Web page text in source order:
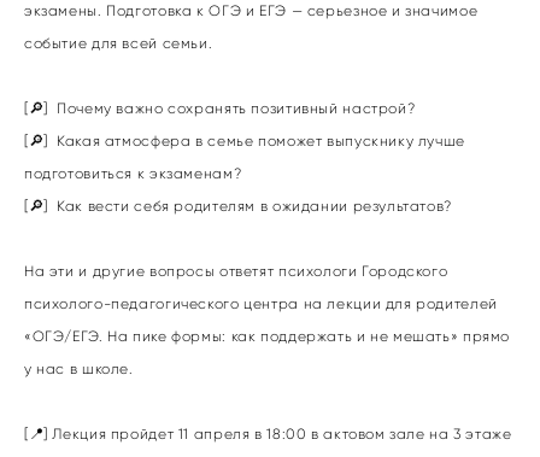
экзамены. Подготовка к ОГЭ и ЕГЭ — серьезное и значимое
событие для всей семьи.
[🔎] Почему важно сохранять позитивный настрой?
[🔎] Какая атмосфера в семье поможет выпускнику лучше
подготовиться к экзаменам?
[🔎] Как вести себя родителям в ожидании результатов?
На эти и другие вопросы ответят психологи Городского
психолого-педагогического центра на лекции для родителей
«ОГЭ/ЕГЭ. На пике формы: как поддержать и не мешать» прямо
у нас в школе.
[📍] Лекция пройдет 11 апреля в 18:00 в актовом зале на 3 этаже